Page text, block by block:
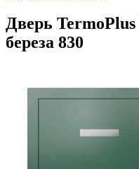
Дверь TermoPlus
береза 830